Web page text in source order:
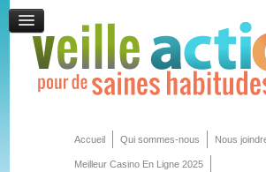
Accueil Qui sommes-nous Nous
Meilleur Casino En Ligne 2025